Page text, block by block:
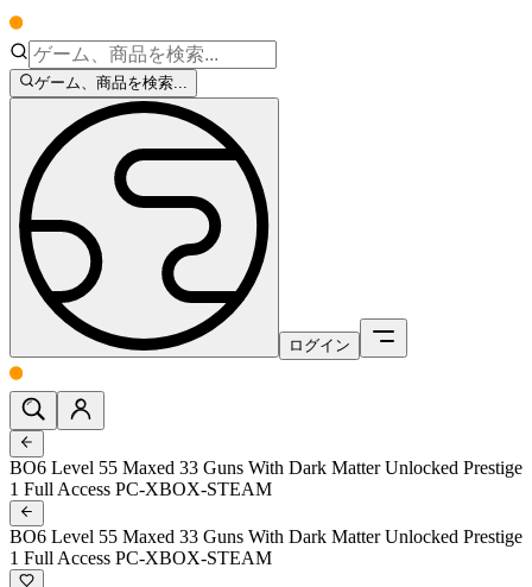
ゲーム、商品を検索...
ログイン
BO6 Level 55 Maxed 33 Guns With Dark Matter Unlocked Prestige
1 Full Access PC-XBOX-STEAM
BO6 Level 55 Maxed 33 Guns With Dark Matter Unlocked Prestige
1 Full Access PC-XBOX-STEAM